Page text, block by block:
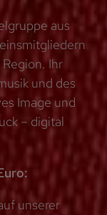
aus
Ihr
und des
Image und
– digital
unserer